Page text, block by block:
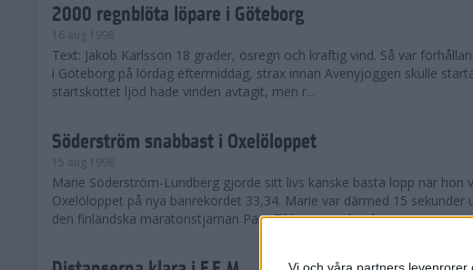
Vi och våra partners
2000 regnblöta löpare i Göteborg
16 aug 1998
Text: Jakob Karlsson 18 grader, ösregn och kraftig vind. Så var
i Göteborg på lördag eftermiddag, strax innan Avenyjoggen skulle
startskottet ljöd hade vinden avtagit, men r...
Söderström snabbast i Oxelöloppet
15 aug 1998
Marie Söderström-Lundberg gjorde sitt livs kanske bästa lopp när hon
Oxelöloppet på nya banrekordet 33,34. Marie var därmed 15 sekunder
den finländska maratonstjärnan Päivi Tikkanens rekord...